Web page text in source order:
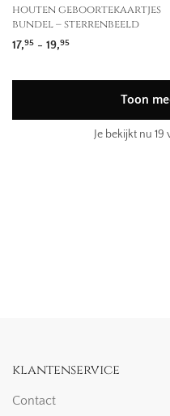
houten geboortekaartjes
bundel – sterrenbeeld
17,95 - 19,95Prijsklasse: 17,95
Toon
Je bekijkt nu 19
klantenservice
Contact